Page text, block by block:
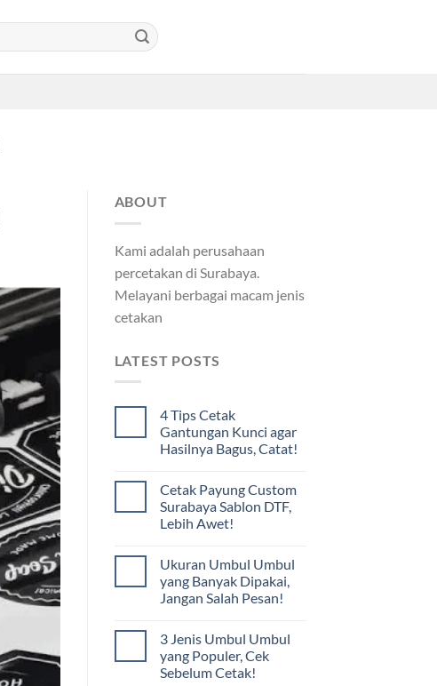
ABOUT
Kami adalah perusahaan
percetakan di Surabaya.
Melayani berbagai macam jenis
cetakan
LATEST POSTS
4 Tips Cetak
Gantungan Kunci agar
Hasilnya Bagus, Catat!
Cetak Payung Custom
Surabaya Sablon DTF,
Lebih Awet!
Ukuran Umbul Umbul
yang Banyak Dipakai,
Jangan Salah Pesan!
3 Jenis Umbul Umbul
yang Populer, Cek
Sebelum Cetak!